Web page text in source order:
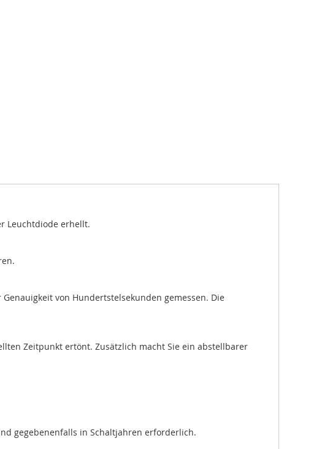
Leuchtdiode erhellt.
von Hundertstelsekunden gemessen. Die
Zeitpunkt ertönt. Zusätzlich macht Sie ein abstellbarer
gegebenenfalls in Schaltjahren erforderlich.